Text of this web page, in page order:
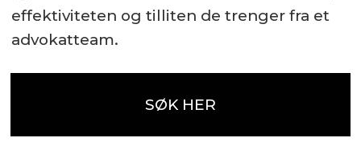
effektiviteten og tilliten de trenger fra et
advokatteam.
SØK HER